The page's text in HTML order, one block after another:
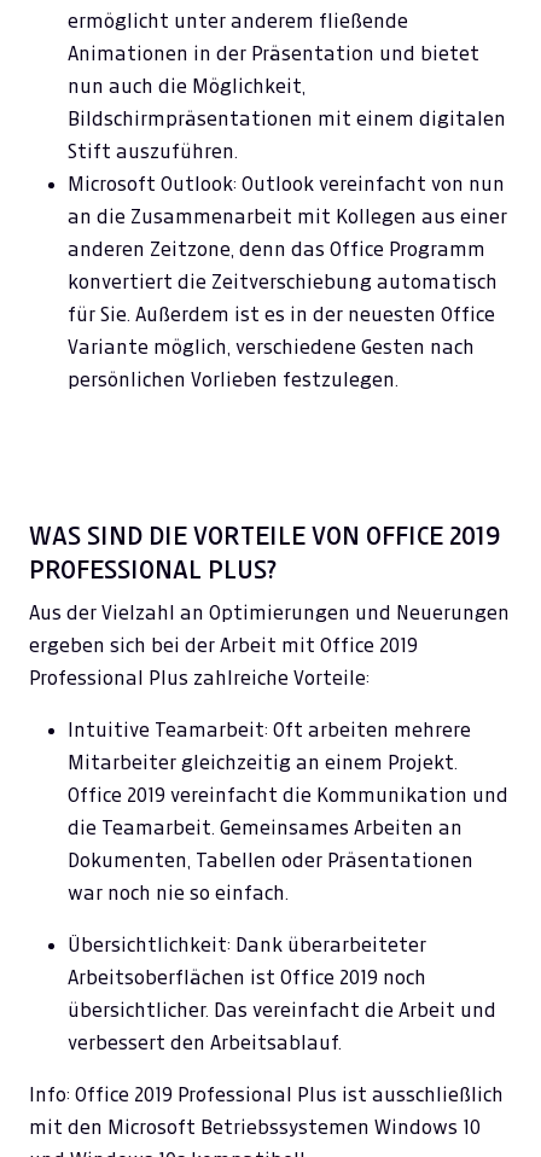
ermöglicht unter anderem fließende
Animationen in der Präsentation und bietet
nun auch die Möglichkeit,
Bildschirmpräsentationen mit einem digitalen
Stift auszuführen.
Microsoft Outlook: Outlook vereinfacht von nun
an die Zusammenarbeit mit Kollegen aus einer
anderen Zeitzone, denn das Office Programm
konvertiert die Zeitverschiebung automatisch
für Sie. Außerdem ist es in der neuesten Office
Variante möglich, verschiedene Gesten nach
persönlichen Vorlieben festzulegen.
WAS SIND DIE VORTEILE VON OFFICE 2019
PROFESSIONAL PLUS?
Aus der Vielzahl an Optimierungen und Neuerungen
ergeben sich bei der Arbeit mit Office 2019
Professional Plus zahlreiche Vorteile:
Intuitive Teamarbeit: Oft arbeiten mehrere
Mitarbeiter gleichzeitig an einem Projekt.
Office 2019 vereinfacht die Kommunikation und
die Teamarbeit. Gemeinsames Arbeiten an
Dokumenten, Tabellen oder Präsentationen
war noch nie so einfach.
Übersichtlichkeit: Dank überarbeiteter
Arbeitsoberflächen ist Office 2019 noch
übersichtlicher. Das vereinfacht die Arbeit und
verbessert den Arbeitsablauf.
Info: Office 2019 Professional Plus ist ausschließlich
mit den Microsoft Betriebssystemen Windows 10